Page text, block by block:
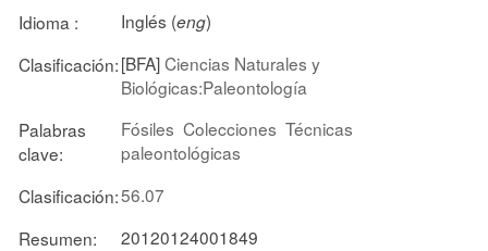
Idioma :
Inglés (eng)
Clasificación:[BFA]Ciencias Naturales y
Biológicas:Paleontología
Palabras
clave:
Fósiles Colecciones Técnicas
paleontológicas
Clasificación:56.07
Resumen:
20120124001849